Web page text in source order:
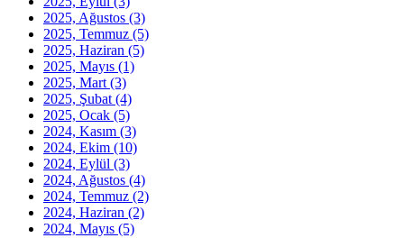
2025, Ağustos (3)
2025, Temmuz (5)
2025, Haziran (5)
2025, Mayıs (1)
2025, Mart (3)
2025, Şubat (4)
2025, Ocak (5)
2024, Kasım (3)
2024, Ekim (10)
2024, Eylül (3)
2024, Ağustos (4)
2024, Temmuz (2)
2024, Haziran (2)
2024, Mayıs (5)